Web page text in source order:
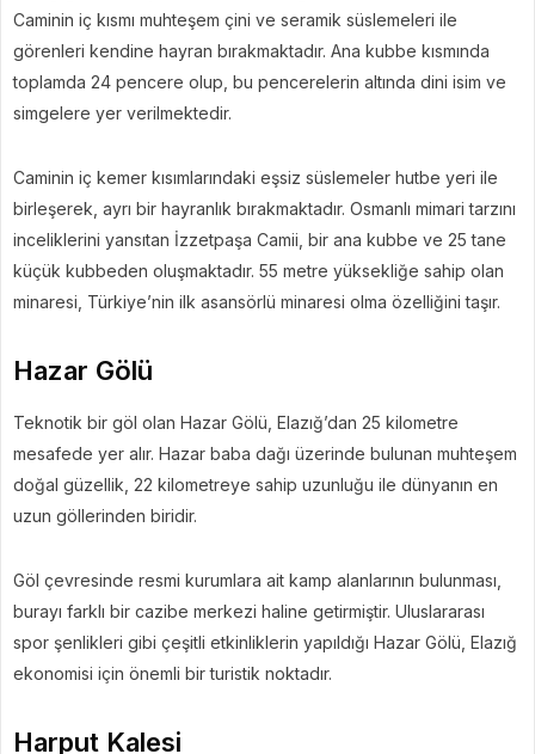
Caminin iç kısmı muhteşem çini ve seramik süslemeleri ile
görenleri kendine hayran bırakmaktadır. Ana kubbe kısmında
toplamda 24 pencere olup, bu pencerelerin altında dini isim ve
simgelere yer verilmektedir.
Caminin iç kemer kısımlarındaki eşsiz süslemeler hutbe yeri ile
birleşerek, ayrı bir hayranlık bırakmaktadır. Osmanlı mimari tarzını
inceliklerini yansıtan İzzetpaşa Camii, bir ana kubbe ve 25 tane
küçük kubbeden oluşmaktadır. 55 metre yüksekliğe sahip olan
minaresi, Türkiye’nin ilk asansörlü minaresi olma özelliğini taşır.
Hazar Gölü
Teknotik bir göl olan Hazar Gölü, Elazığ’dan 25 kilometre
mesafede yer alır. Hazar baba dağı üzerinde bulunan muhteşem
doğal güzellik, 22 kilometreye sahip uzunluğu ile dünyanın en
uzun göllerinden biridir.
Göl çevresinde resmi kurumlara ait kamp alanlarının bulunması,
burayı farklı bir cazibe merkezi haline getirmiştir. Uluslararası
spor şenlikleri gibi çeşitli etkinliklerin yapıldığı Hazar Gölü, Elazığ
ekonomisi için önemli bir turistik noktadır.
Harput Kalesi